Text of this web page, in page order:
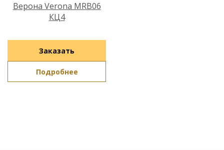
Верона Verona MRB06
КЦ4
Заказать
Подробнее